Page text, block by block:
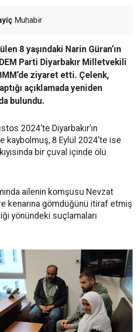
Muhabir
8 yaşındaki Narin Güran’ın
Parti Diyarbakır Milletvekili
ziyaret etti. Çelenk,
açıklamada yeniden
bulundu.
2024’te Diyarbakır’ın
kaybolmuş, 8 Eylül 2024’te ise
bir çuval içinde ölü
ailenin komşusu Nevzat
kenarına gömdüğünü itiraf etmiş
yönündeki suçlamaları